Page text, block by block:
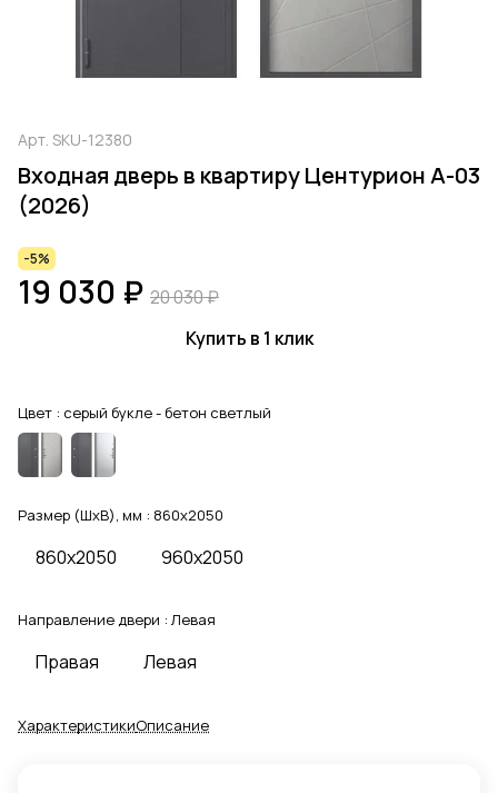
Арт. SKU-12380
Входная дверь в квартиру Центурион А-03
(2026)
-5%
19 030 ₽ 20 030 ₽
Купить в 1 клик
Цвет : серый букле - бетон светлый
Размер (ШхВ), мм : 860x2050
860x2050 960x2050
Направление двери : Левая
Правая Левая
ХарактеристикиОписание